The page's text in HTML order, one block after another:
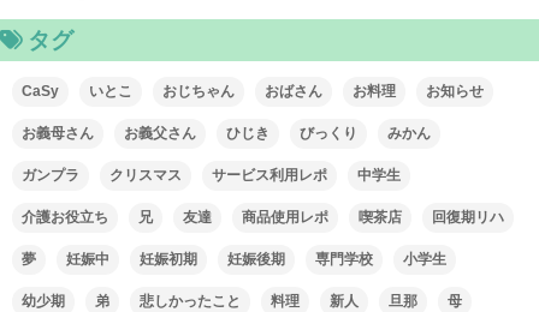
タグ
CaSy いとこ おじちゃん おばさん お料理 お知らせ
お義母さん お義父さん ひじき びっくり みかん
ガンプラ クリスマス サービス利用レポ 中学生
介護お役立ち 兄 友達 商品使用レポ 喫茶店 回復期リハ
夢 妊娠中 妊娠初期 妊娠後期 専門学校 小学生
幼少期 弟 悲しかったこと 料理 新人 旦那 母